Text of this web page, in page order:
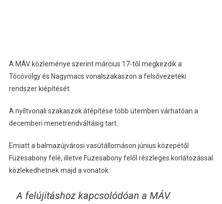
A MÁV közleménye szerint március 17-től megkezdik a
Tócóvölgy és Nagymacs vonalszakaszon a felsővezetéki
rendszer kiépítését.
A nyíltvonali szakaszok átépítése több ütemben várhatóan a
decemberi menetrendváltásig tart.
Emiatt a balmazújvárosi vasútállomáson június közepétől
Füzesabony felé, illetve Füzesabony felől részleges korlátozással
közlekedhetnek majd a vonatok.
A felújításhoz kapcsolódóan a MÁV